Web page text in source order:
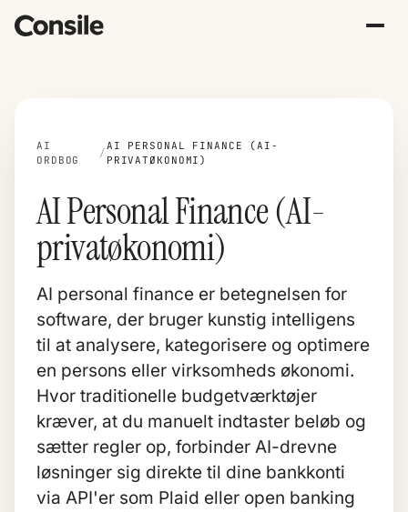
AI
ORDBOG
/
AI PERSONAL FINANCE (AI-
PRIVATØKONOMI)
AI Personal Finance (AI-
privatøkonomi)
AI personal finance er betegnelsen for
software, der bruger kunstig intelligens
til at analysere, kategorisere og optimere
en persons eller virksomheds økonomi.
Hvor traditionelle budgetværktøjer
kræver, at du manuelt indtaster beløb og
sætter regler op, forbinder AI-drevne
løsninger sig direkte til dine bankkonti
via API'er som Plaid eller open banking